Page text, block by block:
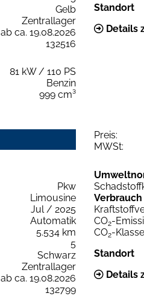
Gelb
Zentrallager
ab ca. 19.08.2026
132516
81 kW / 110 PS
Benzin
999 cm³
Standort
Details
Preis:
MWSt:
Pkw
Limousine
Jul / 2025
Automatik
5.534 km
5
Schwarz
Zentrallager
ab ca. 19.08.2026
132799
Verbrauch
CO2-
CO2-Klasse
Standort
Details